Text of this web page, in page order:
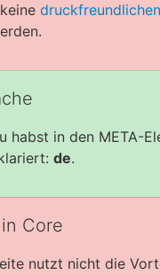
habst in den META-
de.
Core
nutzt nicht die